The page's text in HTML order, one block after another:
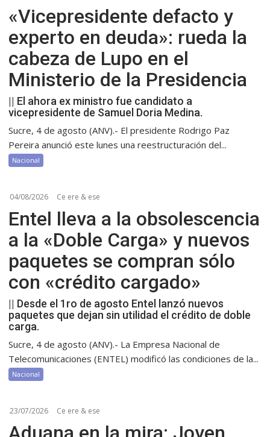
«Vicepresidente defacto y
experto en deuda»: rueda la
cabeza de Lupo en el
Ministerio de la Presidencia
|| El ahora ex ministro fue candidato a
vicepresidente de Samuel Doria Medina.
Sucre, 4 de agosto (ANV).- El presidente Rodrigo Paz
Pereira anunció este lunes una reestructuración del...
Nacional
04/08/2026 Ce ere & ese
Entel lleva a la obsolescencia
a la «Doble Carga» y nuevos
paquetes se compran sólo
con «crédito cargado»
|| Desde el 1ro de agosto Entel lanzó nuevos
paquetes que dejan sin utilidad el crédito de doble
carga.
Sucre, 4 de agosto (ANV).- La Empresa Nacional de
Telecomunicaciones (ENTEL) modificó las condiciones de la...
Nacional
23/07/2026 Ce ere & ese